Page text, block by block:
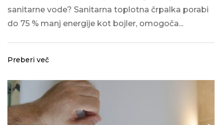
sanitarne vode? Sanitarna toplotna črpalka porabi
do 75 % manj energije kot bojler, omogoča...
Preberi več